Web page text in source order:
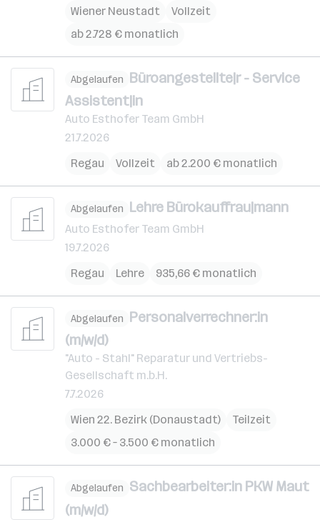
Wiener Neustadt
Vollzeit
ab 2.728 € monatlich
Abgelaufen Büroangestellte|r - Service
Assistent|in
Auto Esthofer Team GmbH
21.7.2026
Regau
Vollzeit ab 2.200 € monatlich
Abgelaufen Lehre Bürokauffrau|mann
Auto Esthofer Team GmbH
19.7.2026
Regau
Lehre 935,66 € monatlich
Abgelaufen Personalverrechner:in
(m/w/d)
"Auto - Stahl" Reparatur und Vertriebs-
Gesellschaft m.b.H.
7.7.2026
Wien 22. Bezirk (Donaustadt)
Teilzeit
3.000 € – 3.500 € monatlich
Abgelaufen Sachbearbeiter:in PKW Maut
(m/w/d)